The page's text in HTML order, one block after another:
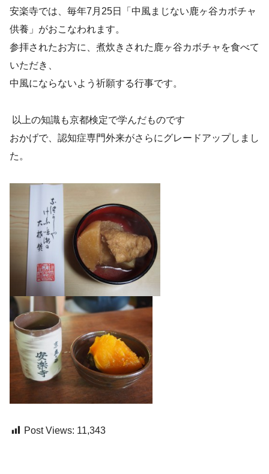
安楽寺では、毎年7月25日「中風まじない鹿ヶ谷カボチャ
供養」がおこなわれます。
参拝されたお方に、煮炊きされた鹿ヶ谷カボチャを食べて
いただき、
中風にならないよう祈願する行事です。
以上の知識も京都検定で学んだものです
おかげで、認知症専門外来がさらにグレードアップしまし
た。
Post Views: 11,343